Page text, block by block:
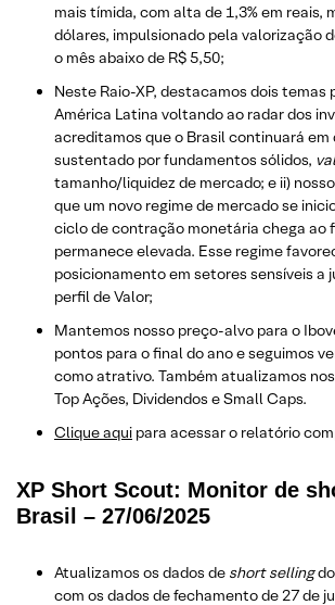
mais tímida, com alta de 1,3% em reais,
dólares, impulsionado pela valorização
o mês abaixo de R$ 5,50;
Neste Raio-XP, destacamos dois temas
América Latina voltando ao radar dos
acreditamos que o Brasil continuará em
sustentado por fundamentos sólidos,
tamanho/liquidez de mercado; e ii)
que um novo regime de mercado se
ciclo de contração monetária chega ao
permanece elevada. Esse regime
posicionamento em setores sensíveis a
perfil de Valor;
Mantemos nosso preço-alvo para o
pontos para o final do ano e seguimos
como atrativo. Também atualizamos
Top Ações, Dividendos e Small Caps.
Clique aqui para acessar o relatório
XP Short Scout: Monitor de
Brasil – 27/06/2025
Atualizamos os dados de short selling
com os dados de fechamento de 27 de